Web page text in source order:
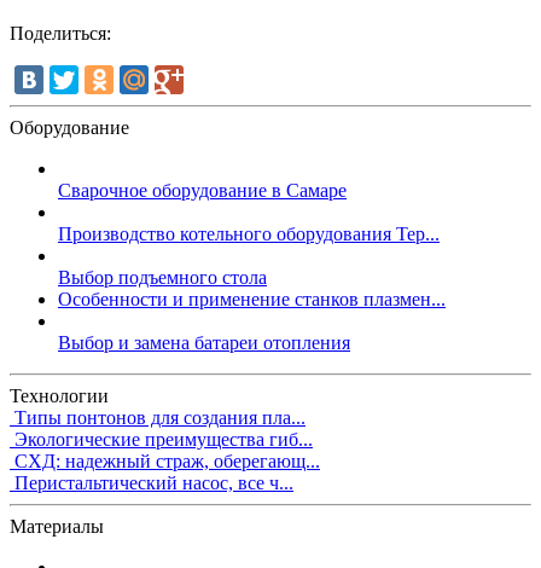
Поделиться:
Оборудование
Сварочное оборудование в Самаре
Производство котельного оборудования Тер...
Выбор подъемного стола
Особенности и применение станков плазмен...
Выбор и замена батареи отопления
Технологии
Типы понтонов для создания пла...
Экологические преимущества гиб...
СХД: надежный страж, оберегающ...
Перистальтический насос, все ч...
Материалы